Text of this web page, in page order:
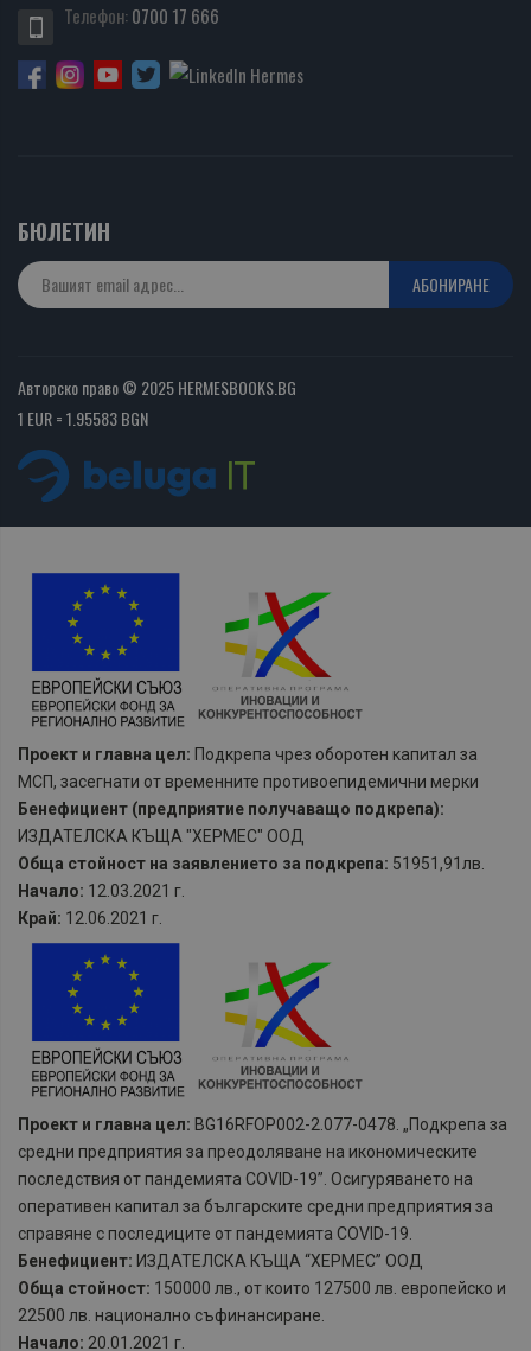
Телефон:0700 17 666
БЮЛЕТИН
АБОНИРАНЕ
Авторско право © 2025 HERMESBOOKS.BG
1 EUR = 1.95583 BGN
Проект и главна цел: Подкрепа чрез оборотен капитал за
МСП, засегнати от временните противоепидемични мерки
Бенефициент (предприятие получаващо подкрепа):
ИЗДАТЕЛСКА КЪЩА "ХЕРМЕС" ООД
Обща стойност на заявлението за подкрепа: 51951,91лв.
Начало: 12.03.2021 г.
Край: 12.06.2021 г.
Проект и главна цел: BG16RFOP002-2.077-0478. „Подкрепа за
средни предприятия за преодоляване на икономическите
последствия от пандемията COVID-19”. Осигуряването на
оперативен капитал за българските средни предприятия за
справяне с последиците от пандемията COVID-19.
Бенефициент: ИЗДАТЕЛСКА КЪЩА “ХЕРМЕС” ООД
Обща стойност: 150000 лв., от които 127500 лв. европейско и
22500 лв. национално съфинансиране.
Начало: 20.01.2021 г.